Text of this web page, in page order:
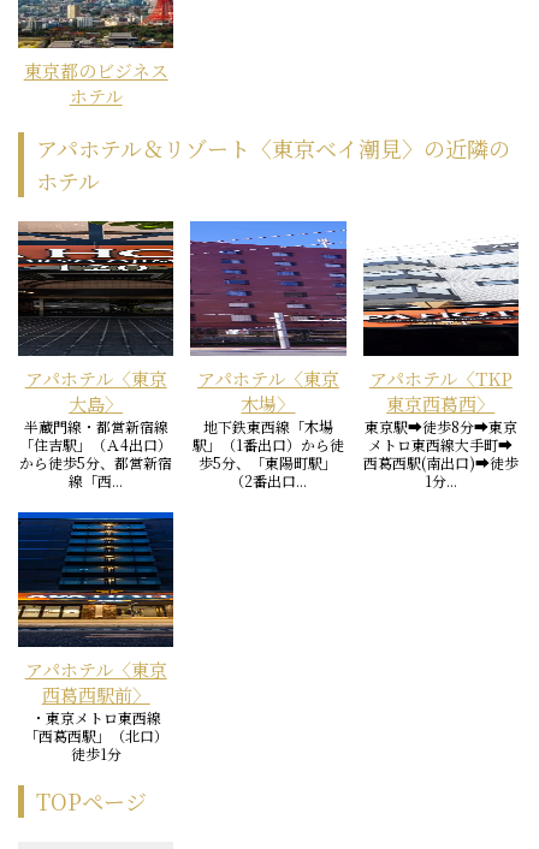
東京都のビジネス
ホテル
アパホテル＆リゾート〈東京ベイ潮見〉の近隣の
ホテル
アパホテル〈東京
大島〉
半蔵門線・都営新宿線
「住吉駅」（Ａ4出口）
から徒歩5分、都営新宿
線「西...
アパホテル〈東京
木場〉
地下鉄東西線「木場
駅」（1番出口）から徒
歩5分、「東陽町駅」
（2番出口...
アパホテル〈TKP
東京西葛西〉
東京駅➡徒歩8分➡東京
メトロ東西線大手町➡
西葛西駅(南出口)➡徒歩
1分...
アパホテル〈東京
西葛西駅前〉
・東京メトロ東西線
「西葛西駅」（北口）
徒歩1分
TOPページ